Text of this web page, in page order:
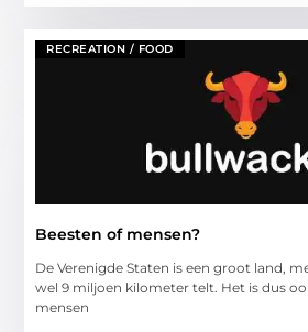
RECREATION / FOOD
Beesten of mensen?
De Verenigde Staten is een groot land,
wel 9 miljoen kilometer telt. Het is dus
mensen